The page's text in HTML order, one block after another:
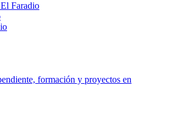
Faradio
formación y proyectos en